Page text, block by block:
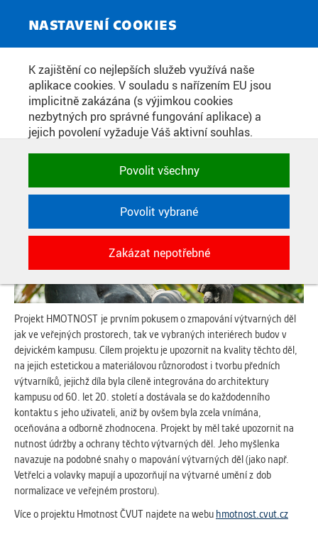
NASTAVENÍ COOKIES
K zajištění co nejlepších služeb využívá naše
aplikace cookies. V souladu s nařízením EU jsou
implicitně zakázána (s výjimkou cookies
nezbytných pro správné fungování aplikace) a
jejich povolení vyžaduje Váš aktivní souhlas.
zakázat, případně vybrat a povolit cookies podle
kategorie. Svoje rozhodnutí můžete samozřejmě
kdykoli změnit.
POTŘEBNÉ
Technické cookies využívané aplikacemi
ČVUT pro uchování jejich nastavení,
vlastností a identifikátorů relace. Jsou
nezbytné pro správné fungování a jsou
vždy aktivní.
ANALYTICKÉ
Slouží pro získávání anonymizovaných
statistických údajů, které nám pomáhají
vylepšovat naše aplikace. Zpravidla jde o
cookies systémů třetích stran, které k
těmto účelům využíváme.
MARKETINGOVÉ
Využívané za účelem zobrazení
správných nabídek a cílení obsahu podle
Povolit všechny
Povolit vybrané
Zakázat nepotřebné
You are here
Home »Život a kultura
PROJEKT HMOTNOST: UMĚLECKÁ
DÍLA V KAMPUSU ČVUT
Projekt HMOTNOST je prvním pokusem o zmapování výtvarných děl
jak ve veřejných prostorech, tak ve vybraných interiérech budov v
dejvickém kampusu. Cílem projektu je upozornit na kvality těchto děl,
na jejich estetickou a materiálovou různorodost i tvorbu předních
výtvarníků, jejichž díla byla cíleně integrována do architektury
kampusu od 60. let 20. století a dostávala se do každodenního
kontaktu s jeho uživateli, aniž by ovšem byla zcela vnímána,
oceňována a odborně zhodnocena. Projekt by měl také upozornit na
nutnost údržby a ochrany těchto výtvarných děl. Jeho myšlenka
navazuje na podobné snahy o mapování výtvarných děl (jako např.
Vetřelci a volavky mapují a upozorňují na výtvarné umění z dob
normalizace ve veřejném prostoru).
Více o projektu Hmotnost ČVUT najdete na webu hmotnost.cvut.cz